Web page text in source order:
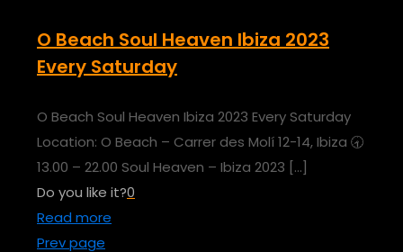
O Beach Soul Heaven Ibiza 2023
Every Saturday
O Beach Soul Heaven Ibiza 2023 Every Saturday
Location: O Beach – Carrer des Molí 12-14, Ibiza 🕣
13.00 – 22.00 Soul Heaven – Ibiza 2023 […]
Do you like it?0
Read more
Prev page